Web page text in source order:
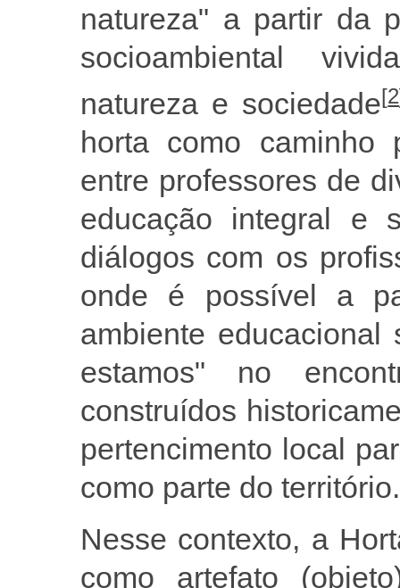
natureza" a partir da
socioambiental
natureza e sociedade[2
horta como caminho
entre professores de
educação integral e
diálogos com os
onde é possível a
ambiente
estamos" no
construídos
pertencimento local
como parte do território.
Nesse contexto, a
como artefato